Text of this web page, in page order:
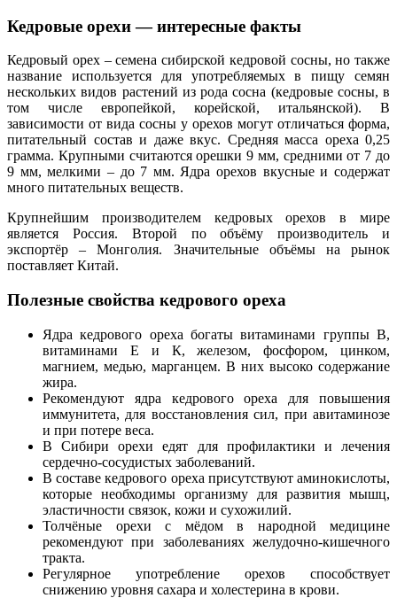
Кедровые орехи — интересные факты
Кедровый орех – семена сибирской кедровой сосны, но также
название используется для употребляемых в пищу семян
нескольких видов растений из рода сосна (кедровые сосны, в
том числе европейкой, корейской, итальянской). В
зависимости от вида сосны у орехов могут отличаться форма,
питательный состав и даже вкус. Средняя масса ореха 0,25
грамма. Крупными считаются орешки 9 мм, средними от 7 до
9 мм, мелкими – до 7 мм. Ядра орехов вкусные и содержат
много питательных веществ.
Крупнейшим производителем кедровых орехов в мире
является Россия. Второй по объёму производитель и
экспортёр – Монголия. Значительные объёмы на рынок
поставляет Китай.
Полезные свойства кедрового ореха
Ядра кедрового ореха богаты витаминами группы В,
витаминами Е и К, железом, фосфором, цинком,
магнием, медью, марганцем. В них высоко содержание
жира.
Рекомендуют ядра кедрового ореха для повышения
иммунитета, для восстановления сил, при авитаминозе
и при потере веса.
В Сибири орехи едят для профилактики и лечения
сердечно-сосудистых заболеваний.
В составе кедрового ореха присутствуют аминокислоты,
которые необходимы организму для развития мышц,
эластичности связок, кожи и сухожилий.
Толчёные орехи с мёдом в народной медицине
рекомендуют при заболеваниях желудочно-кишечного
тракта.
Регулярное употребление орехов способствует
снижению уровня сахара и холестерина в крови.